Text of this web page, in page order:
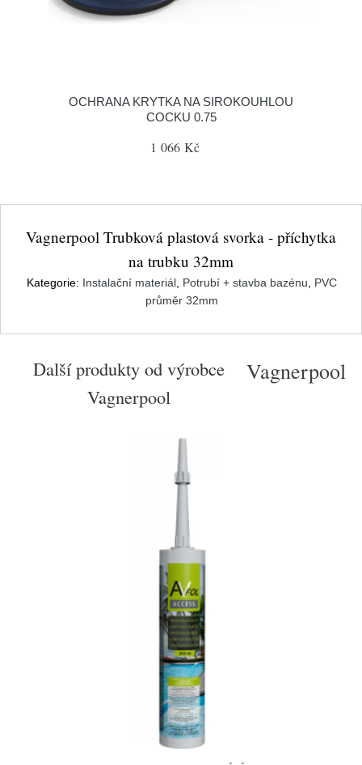
OCHRANA KRYTKA NA SIROKOUHLOU
COCKU 0.75
1 066 Kč
Vagnerpool Trubková plastová svorka - příchytka
na trubku 32mm
Kategorie: Instalační materiál Potrubí + stavba bazénu
PVC
průměr 32mm
Další produkty od výrobce
Vagnerpool
Vagnerpool